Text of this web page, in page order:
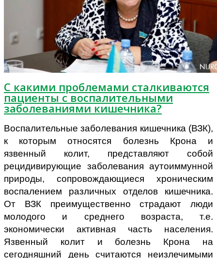
С какими проблемами сталкиваются
пациенты с воспалительными
заболеваниями кишечника?
Воспалительные заболевания кишечника (ВЗК),
к которым относятся болезнь Крона и
язвенный колит, представляют собой
рецидивирующие заболевания аутоиммунной
природы, сопровождающиеся хроническим
воспалением различных отделов кишечника.
От ВЗК преимущественно страдают люди
молодого и среднего возраста, т.е.
экономически активная часть населения.
Язвенный колит и болезнь Крона на
сегодняшний день считаются неизлечимыми